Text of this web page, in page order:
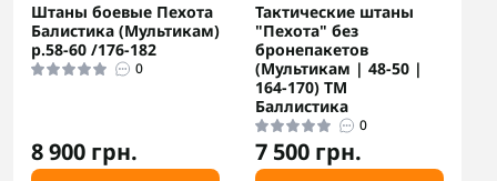
Штаны боевые Пехота
Балистика (Мультикам)
р.58-60 /176-182
0
8 900 грн.
Тактические штаны
"Пехота" без
бронепакетов
(Мультикам | 48-50 |
164-170) ТМ
Баллистика
0
7 500 грн.